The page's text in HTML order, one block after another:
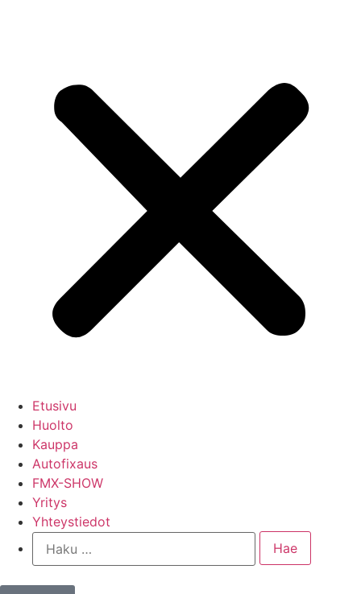
Etusivu
Huolto
Kauppa
Autofixaus
FMX-SHOW
Yritys
Yhteystiedot